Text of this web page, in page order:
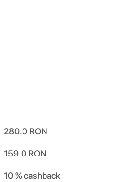
280.0 RON
159.0 RON
10 %cashback